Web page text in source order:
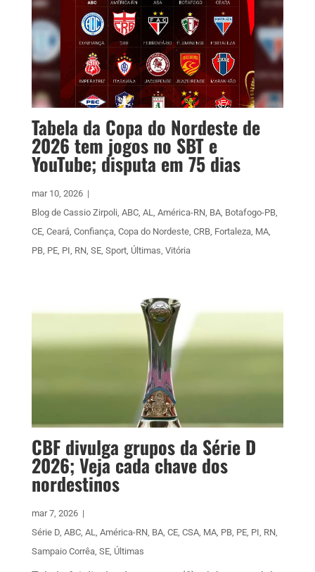
Tabela da Copa do Nordeste de
2026 tem jogos no SBT e
YouTube; disputa em 75 dias
mar 10, 2026 |
Blog de Cassio Zirpoli, ABC, AL, América-RN, BA, Botafogo-PB,
CE, Ceará, Confiança, Copa do Nordeste, CRB, Fortaleza, MA,
PB, PE, PI, RN, SE, Sport, Últimas, Vitória
CBF divulga grupos da Série D
2026; Veja cada chave dos
nordestinos
mar 7, 2026 |
Série D, ABC, AL, América-RN, BA, CE, CSA, MA, PB, PE, PI, RN,
Sampaio Corrêa, SE, Últimas